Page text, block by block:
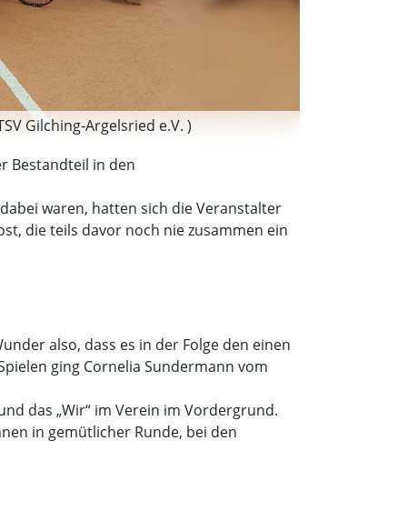
Gilching-Argelsried e.V. )
Bestandteil in den
waren, hatten sich die Veranstalter
die teils davor noch nie zusammen ein
also, dass es in der Folge den einen
ging Cornelia Sundermann vom
das „Wir“ im Verein im Vordergrund.
in gemütlicher Runde, bei den